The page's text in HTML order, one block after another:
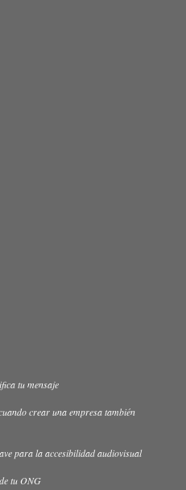
tu mensaje
crear una empresa también
para la accesibilidad audiovisual
tu ONG